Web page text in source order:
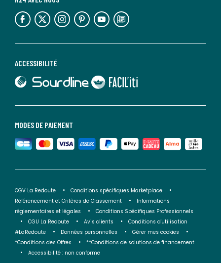
MODES DE PAIEMENT
ACCESSIBILITÉ
lien vers Sourdline
lien vers Faciliti
lien vers l'espace réseaux sociaux lien vers l'espace réseaux sociaux lien vers l'espace réseaux sociaux lien vers l'espace réseaux sociaux lien vers l'espace réseaux sociaux lien vers le blog la redoute
CGV La Redoute
Conditions spécifiques Marketplace
Référencement et Critères de Classement
Informations
réglementaires et légales
Conditions Spécifiques Professionnels
CGU La Redoute
Avis clients
Conditions d'utilisation
#LaRedoute
Données personnelles
Gérer mes cookies
*Conditions des Offres
**Conditions de solutions de financement
Accessibilité : non conforme